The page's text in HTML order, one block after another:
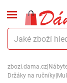
zbozi.dama.cz
Držáky na ručníky